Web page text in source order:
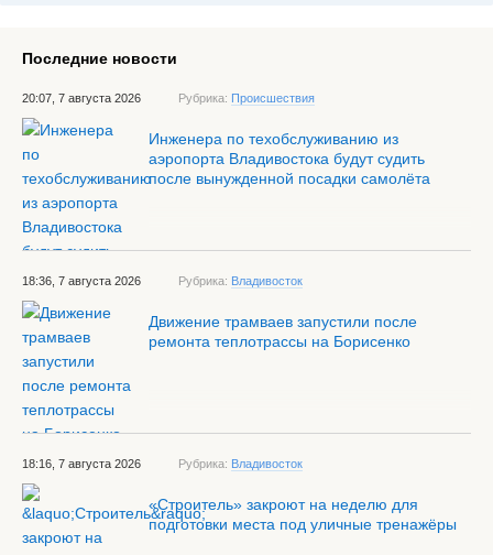
Последние новости
20:07, 7 августа 2026 Рубрика: Происшествия
Инженера по техобслуживанию из
аэропорта Владивостока будут судить
после вынужденной посадки самолёта
18:36, 7 августа 2026 Рубрика: Владивосток
Движение трамваев запустили после
ремонта теплотрассы на Борисенко
18:16, 7 августа 2026 Рубрика: Владивосток
«Строитель» закроют на неделю для
подготовки места под уличные тренажёры